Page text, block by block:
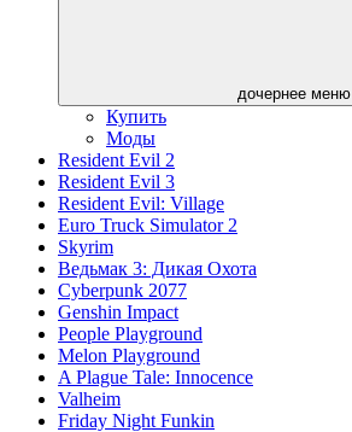
дочернее меню
Купить
Моды
Resident Evil 2
Resident Evil 3
Resident Evil: Village
Euro Truck Simulator 2
Skyrim
Ведьмак 3: Дикая Охота
Cyberpunk 2077
Genshin Impact
People Playground
Melon Playground
A Plague Tale: Innocence
Valheim
Friday Night Funkin